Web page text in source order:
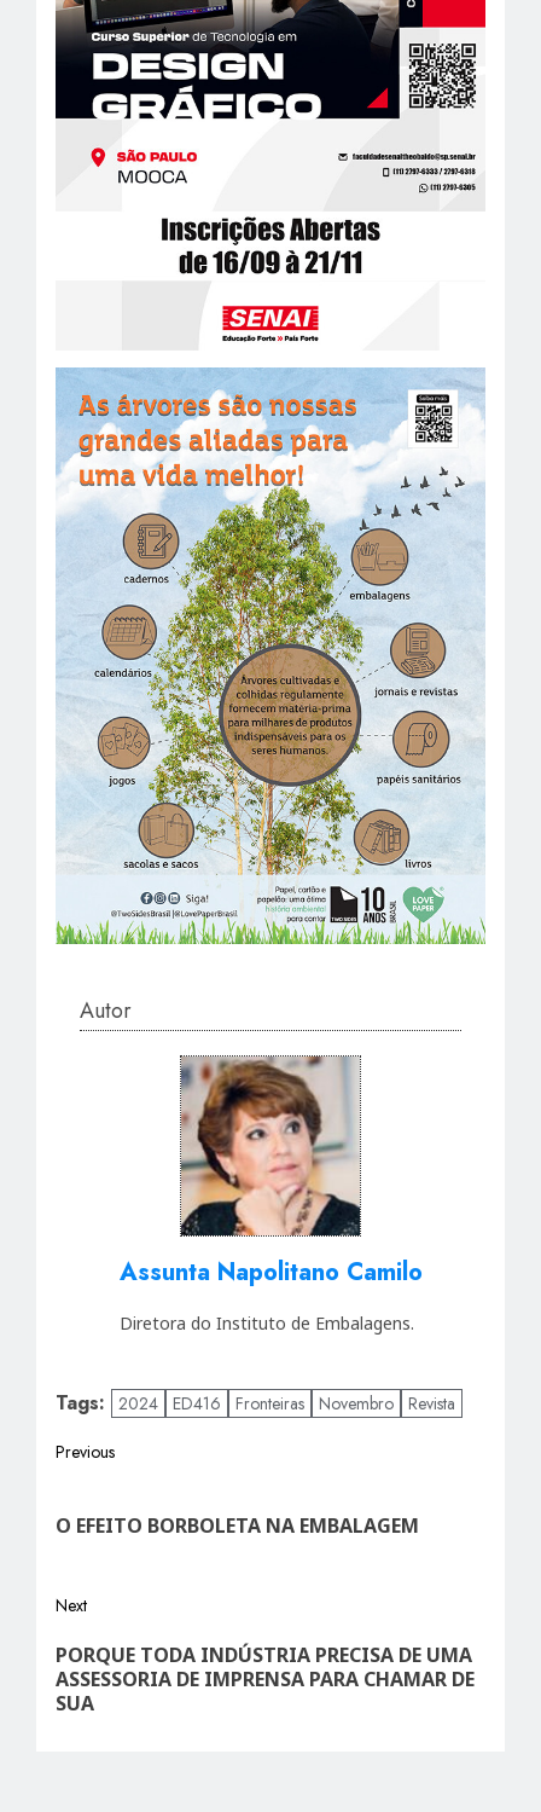
Autor
Assunta Napolitano Camilo
Diretora do Instituto de Embalagens.
Tags: 2024 ED416 Fronteiras Novembro Revista
Post
navigation
Previous
post:
O EFEITO BORBOLETA NA EMBALAGEM
Next
Next
post:
PORQUE TODA INDÚSTRIA PRECISA DE UMA
ASSESSORIA DE IMPRENSA PARA CHAMAR DE
SUA